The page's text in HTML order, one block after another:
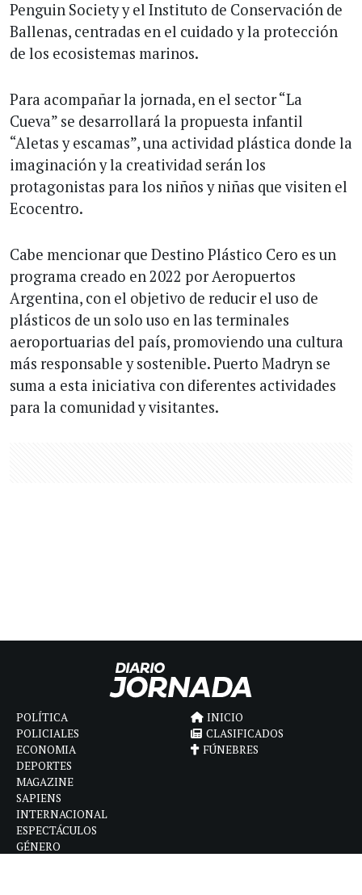
Penguin Society y el Instituto de Conservación de
Ballenas, centradas en el cuidado y la protección
de los ecosistemas marinos.
Para acompañar la jornada, en el sector “La
Cueva” se desarrollará la propuesta infantil
“Aletas y escamas”, una actividad plástica donde la
imaginación y la creatividad serán los
protagonistas para los niños y niñas que visiten el
Ecocentro.
Cabe mencionar que Destino Plástico Cero es un
programa creado en 2022 por Aeropuertos
Argentina, con el objetivo de reducir el uso de
plásticos de un solo uso en las terminales
aeroportuarias del país, promoviendo una cultura
más responsable y sostenible. Puerto Madryn se
suma a esta iniciativa con diferentes actividades
para la comunidad y visitantes.
POLÍTICA
POLICIALES
ECONOMIA
DEPORTES
MAGAZINE
SAPIENS
INTERNACIONAL
ESPECTÁCULOS
GÉNERO
INICIO
CLASIFICADOS
FÚNEBRES